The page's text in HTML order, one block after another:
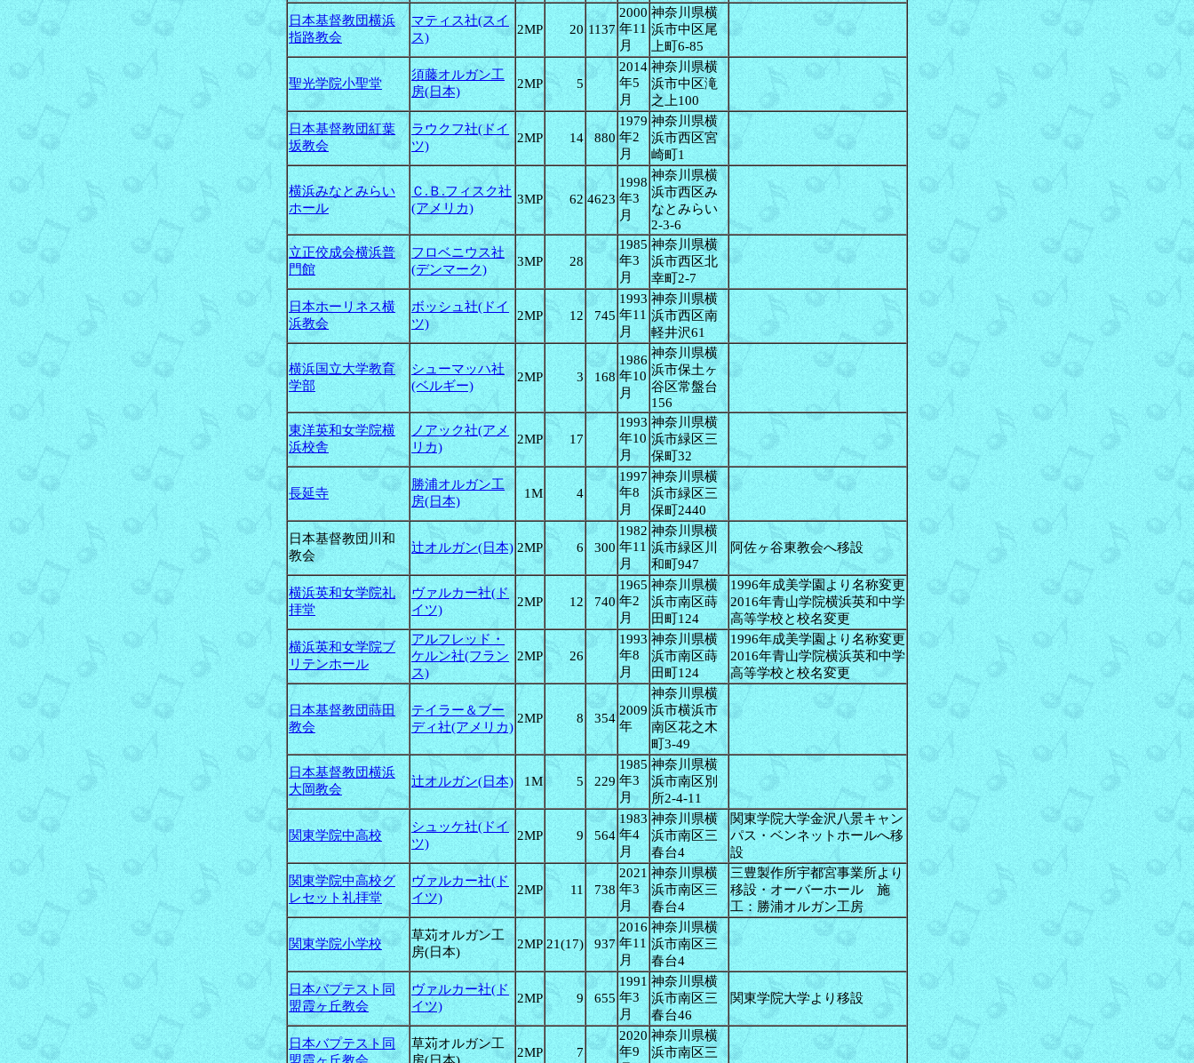
日本基督教団横浜
指路教会
マティス社(スイ
ス)
2MP 20 1137
2000
年11
月
神奈川県横
浜市中区尾
上町6-85
聖光学院小聖堂
須藤オルガン工
房(日本)
2MP 5
2014
年5
月
神奈川県横
浜市中区滝
之上100
日本基督教団紅葉
坂教会
ラウクフ社(ドイ
ツ)
2MP 14 880
1979
年2
月
神奈川県横
浜市西区宮
崎町1
横浜みなとみらい
ホール
Ｃ.Ｂ.フィスク社
(アメリカ)
3MP 62 4623
1998
年3
月
神奈川県横
浜市西区み
なとみらい
2-3-6
立正佼成会横浜普
門館
フロベニウス社
(デンマーク)
3MP 28
1985
年3
月
神奈川県横
浜市西区北
幸町2-7
日本ホーリネス横
浜教会
ボッシュ社(ドイ
ツ)
2MP 12 745
1993
年11
月
神奈川県横
浜市西区南
軽井沢61
横浜国立大学教育
学部
シューマッハ社
(ベルギー)
2MP 3 168
1986
年10
月
神奈川県横
浜市保土ヶ
谷区常盤台
156
東洋英和女学院横
浜校舎
ノアック社(アメ
リカ)
2MP 17
1993
年10
月
神奈川県横
浜市緑区三
保町32
長延寺
勝浦オルガン工
房(日本)
1M 4
1997
年8
月
神奈川県横
浜市緑区三
保町2440
日本基督教団川和
教会
辻オルガン(日本) 2MP 6 300
1982
年11
月
神奈川県横
浜市緑区川
和町947
阿佐ヶ谷東教会へ移設
横浜英和女学院礼
拝堂
ヴァルカー社(ド
イツ)
2MP 12 740
1965
年2
月
神奈川県横
浜市南区蒔
田町124
1996年成美学園より名称変更
2016年青山学院横浜英和中学
高等学校と校名変更
横浜英和女学院ブ
リテンホール
アルフレッド・
ケルン社(フラン
ス)
2MP 26
1993
年8
月
神奈川県横
浜市南区蒔
田町124
1996年成美学園より名称変更
2016年青山学院横浜英和中学
高等学校と校名変更
日本基督教団蒔田
教会
テイラー＆ブー
ディ社(アメリカ)
2MP 8 354
2009
年
神奈川県横
浜市横浜市
南区花之木
町3-49
日本基督教団横浜
大岡教会
辻オルガン(日本) 1M 5 229
1985
年3
月
神奈川県横
浜市南区別
所2-4-11
関東学院中高校
シュッケ社(ドイ
ツ)
2MP 9 564
1983
年4
月
神奈川県横
浜市南区三
春台4
関東学院大学金沢八景キャン
パス・ベンネットホールへ移
設
関東学院中高校グ
レセット礼拝堂
ヴァルカー社(ド
イツ)
2MP 11 738
2021
年3
月
神奈川県横
浜市南区三
春台4
三豊製作所宇都宮事業所より
移設・オーバーホール 施
工：勝浦オルガン工房
関東学院小学校
草苅オルガン工
房(日本)
2MP 21(17) 937
2016
年11
月
神奈川県横
浜市南区三
春台4
日本バプテスト同
盟霞ヶ丘教会
ヴァルカー社(ド
イツ)
2MP 9 655
1991
年3
月
神奈川県横
浜市南区三
春台46
関東学院大学より移設
日本バプテスト同
草苅オルガン工
2MP 7
2020
年9
神奈川県横
浜市南区三